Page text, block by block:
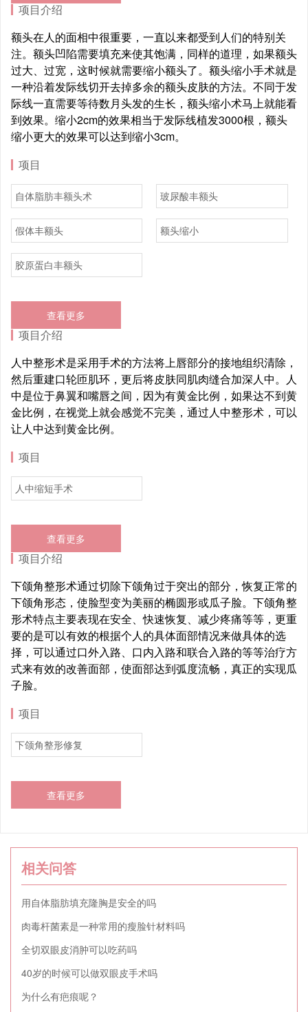
项目介绍
额头在人的面相中很重要，一直以来都受到人们的特别关
注。额头凹陷需要填充来使其饱满，同样的道理，如果额头
过大、过宽，这时候就需要缩小额头了。额头缩小手术就是
一种沿着发际线切开去掉多余的额头皮肤的方法。不同于发
际线一直需要等待数月头发的生长，额头缩小术马上就能看
到效果。缩小2cm的效果相当于发际线植发3000根，额头
缩小更大的效果可以达到缩小3cm。
项目
自体脂肪丰额头术 玻尿酸丰额头
假体丰额头 额头缩小
胶原蛋白丰额头
查看更多
项目介绍
人中整形术是采用手术的方法将上唇部分的接地组织清除，
然后重建口轮匝肌环，更后将皮肤同肌肉缝合加深人中。人
中是位于鼻翼和嘴唇之间，因为有黄金比例，如果达不到黄
金比例，在视觉上就会感觉不完美，通过人中整形术，可以
让人中达到黄金比例。
项目
人中缩短手术
查看更多
项目介绍
下颌角整形术通过切除下颌角过于突出的部分，恢复正常的
下颌角形态，使脸型变为美丽的椭圆形或瓜子脸。下颌角整
形术特点主要表现在安全、快速恢复、减少疼痛等等，更重
要的是可以有效的根据个人的具体面部情况来做具体的选
择，可以通过口外入路、口内入路和联合入路的等等治疗方
式来有效的改善面部，使面部达到弧度流畅，真正的实现瓜
子脸。
项目
下颌角整形修复
查看更多
相关问答
用自体脂肪填充隆胸是安全的吗
肉毒杆菌素是一种常用的瘦脸针材料吗
全切双眼皮消肿可以吃药吗
40岁的时候可以做双眼皮手术吗
为什么有疤痕呢？